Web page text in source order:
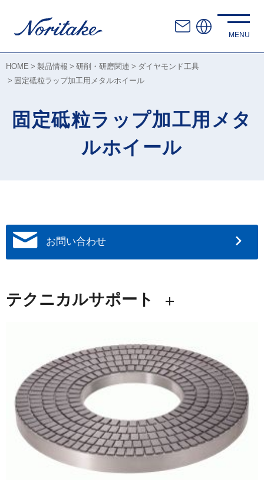
HOME 製品情報 研削・研磨関連
ダイヤモンド工具
固定砥粒ラップ加工用メタルホイール
固定砥粒ラップ加工用メタ
ルホイール
お問い合わせ
テクニカルサポート